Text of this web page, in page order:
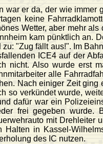
war er da, der wie immer
keine
Wetter, aber mehr
kam pünktlich an.
zu: "Zug fällt aus!". Im
ICE4 auf der
nicht. Also wurde erst
alle
Nach einiger Zeit ging
so verkündet wurde,
dafür war ein
frei gegeben wurde.
mit Drehleiter
Halten in Kassel-
des IC nutzen.